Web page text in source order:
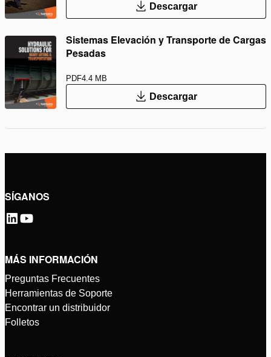
Descargar
Sistemas Elevación y Transporte de Cargas
Pesadas
PDF4.4 MB
Descargar
SÍGANOS
MÁS INFORMACIÓN
Preguntas Frecuentes
Herramientas de Soporte
Encontrar un distribuidor
Folletos